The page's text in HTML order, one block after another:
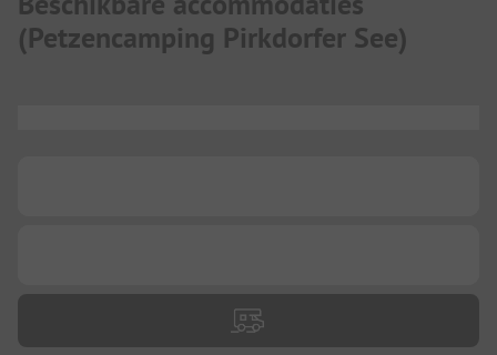
(Petzencamping Pirkdorfer See)